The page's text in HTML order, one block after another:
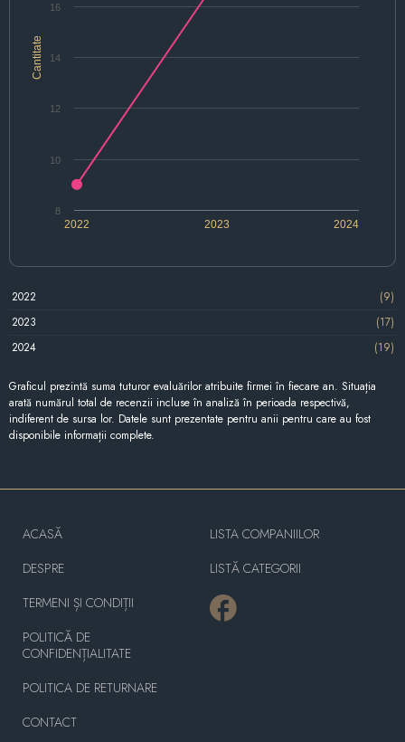
Cantitate
2022 2024
2023
8
10
12
14
16
2022
(9)
2023
(17)
2024
(19)
Graficul prezintă suma tuturor evaluărilor atribuite firmei în fiecare an. Situația
arată numărul total de recenzii incluse în analiză în perioada respectivă,
indiferent de sursa lor. Datele sunt prezentate pentru anii pentru care au fost
disponibile informații complete.
ACASĂ
DESPRE
TERMENI ȘI CONDIȚII
POLITICĂ DE
CONFIDENȚIALITATE
POLITICA DE RETURNARE
CONTACT
LISTA COMPANIILOR
LISTĂ CATEGORII